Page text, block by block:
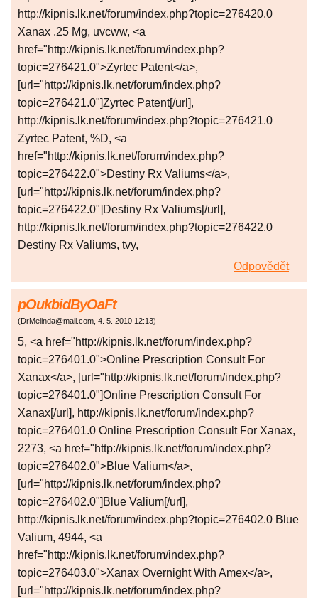
http://kipnis.lk.net/forum/index.php?topic=276420.0
Xanax .25 Mg, uvcww, <a
href="http://kipnis.lk.net/forum/index.php?
topic=276421.0">Zyrtec Patent</a>,
[url="http://kipnis.lk.net/forum/index.php?
topic=276421.0"]Zyrtec Patent[/url],
http://kipnis.lk.net/forum/index.php?topic=276421.0
Zyrtec Patent, %D, <a
href="http://kipnis.lk.net/forum/index.php?
topic=276422.0">Destiny Rx Valiums</a>,
[url="http://kipnis.lk.net/forum/index.php?
topic=276422.0"]Destiny Rx Valiums[/url],
http://kipnis.lk.net/forum/index.php?topic=276422.0
Destiny Rx Valiums, tvy,
Odpovědět
pOukbidByOaFt
(DrMelinda@mail.com, 4. 5. 2010 12:13)
5, <a href="http://kipnis.lk.net/forum/index.php?
topic=276401.0">Online Prescription Consult For
Xanax</a>, [url="http://kipnis.lk.net/forum/index.php?
topic=276401.0"]Online Prescription Consult For
Xanax[/url], http://kipnis.lk.net/forum/index.php?
topic=276401.0 Online Prescription Consult For Xanax,
2273, <a href="http://kipnis.lk.net/forum/index.php?
topic=276402.0">Blue Valium</a>,
[url="http://kipnis.lk.net/forum/index.php?
topic=276402.0"]Blue Valium[/url],
http://kipnis.lk.net/forum/index.php?topic=276402.0 Blue
Valium, 4944, <a
href="http://kipnis.lk.net/forum/index.php?
topic=276403.0">Xanax Overnight With Amex</a>,
[url="http://kipnis.lk.net/forum/index.php?